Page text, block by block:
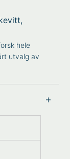
hele
utvalg av